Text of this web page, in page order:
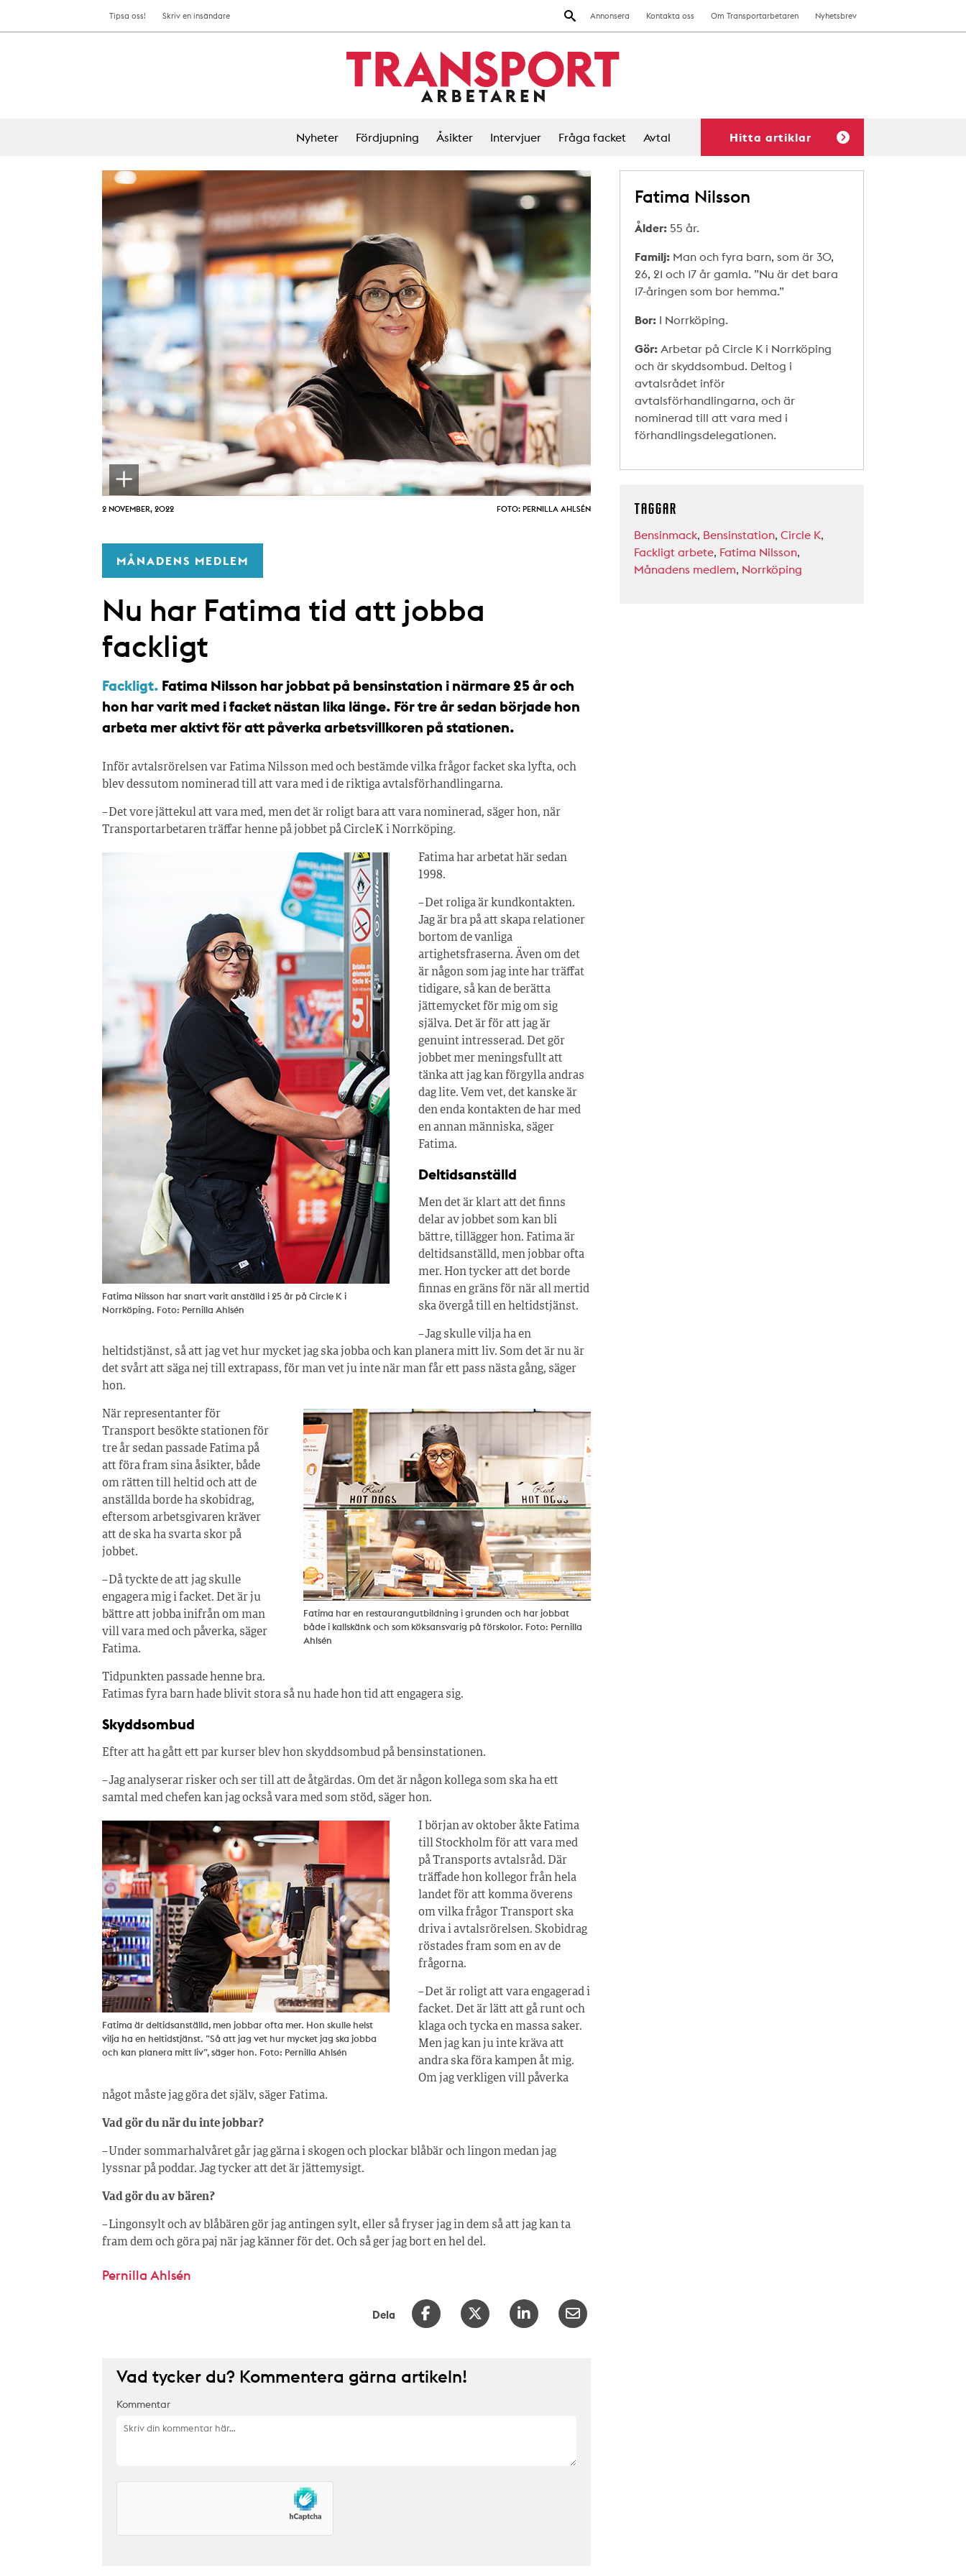
Annonsera Kontakta oss Om Transportarbetaren Nyhetsbrev
Tipsa oss! Skriv en insändare
Nyheter Fördjupning Åsikter Intervjuer Fråga facket Avtal Hitta artiklar
2 NOVEMBER, 2022 FOTO: PERNILLA AHLSÉN
MÅNADENS MEDLEM
Nu har Fatima tid att jobba
fackligt
Fackligt. Fatima Nilsson har jobbat på bensinstation i närmare 25 år och
hon har varit med i facket nästan lika länge. För tre år sedan började hon
arbeta mer aktivt för att påverka arbetsvillkoren på stationen.
Inför avtalsrörelsen var Fatima Nilsson med och bestämde vilka frågor facket ska lyfta, och
blev dessutom nominerad till att vara med i de riktiga avtalsförhandlingarna.
– Det vore jättekul att vara med, men det är roligt bara att vara nominerad, säger hon, när
Transportarbetaren träffar henne på jobbet på Circle K i Norrköping.
Fatima Nilsson har snart varit anställd i 25 år på Circle K i
Norrköping. Foto: Pernilla Ahlsén
Fatima har arbetat här sedan
1998.
– Det roliga är kundkontakten.
Jag är bra på att skapa relationer
bortom de vanliga
artighetsfraserna. Även om det
är någon som jag inte har träffat
tidigare, så kan de berätta
jättemycket för mig om sig
själva. Det är för att jag är
genuint intresserad. Det gör
jobbet mer meningsfullt att
tänka att jag kan förgylla andras
dag lite. Vem vet, det kanske är
den enda kontakten de har med
en annan människa, säger
Fatima.
Deltidsanställd
Men det är klart att det finns
delar av jobbet som kan bli
bättre, tillägger hon. Fatima är
deltidsanställd, men jobbar ofta
mer. Hon tycker att det borde
finnas en gräns för när all mertid
ska övergå till en heltidstjänst.
– Jag skulle vilja ha en
heltidstjänst, så att jag vet hur mycket jag ska jobba och kan planera mitt liv. Som det är nu är
det svårt att säga nej till extrapass, för man vet ju inte när man får ett pass nästa gång, säger
hon.
Fatima har en restaurangutbildning i grunden och har jobbat
både i kallskänk och som köksansvarig på förskolor. Foto: Pernilla
Ahlsén
När representanter för
Transport besökte stationen för
tre år sedan passade Fatima på
att föra fram sina åsikter, både
om rätten till heltid och att de
anställda borde ha skobidrag,
eftersom arbetsgivaren kräver
att de ska ha svarta skor på
jobbet.
– Då tyckte de att jag skulle
engagera mig i facket. Det är ju
bättre att jobba inifrån om man
vill vara med och påverka, säger
Fatima.
Tidpunkten passade henne bra.
Fatimas fyra barn hade blivit stora så nu hade hon tid att engagera sig.
Skyddsombud
Efter att ha gått ett par kurser blev hon skyddsombud på bensinstationen.
– Jag analyserar risker och ser till att de åtgärdas. Om det är någon kollega som ska ha ett
samtal med chefen kan jag också vara med som stöd, säger hon.
Fatima är deltidsanställd, men jobbar ofta mer. Hon skulle helst
vilja ha en heltidstjänst. ”Så att jag vet hur mycket jag ska jobba
och kan planera mitt liv”, säger hon. Foto: Pernilla Ahlsén
I början av oktober åkte Fatima
till Stockholm för att vara med
på Transports avtalsråd. Där
träffade hon kollegor från hela
landet för att komma överens
om vilka frågor Transport ska
driva i avtalsrörelsen. Skobidrag
röstades fram som en av de
frågorna.
– Det är roligt att vara engagerad i
facket. Det är lätt att gå runt och
klaga och tycka en massa saker.
Men jag kan ju inte kräva att
andra ska föra kampen åt mig.
Om jag verkligen vill påverka
något måste jag göra det själv, säger Fatima.
Vad gör du när du inte jobbar?
– Under sommarhalvåret går jag gärna i skogen och plockar blåbär och lingon medan jag
lyssnar på poddar. Jag tycker att det är jättemysigt.
Vad gör du av bären?
– Lingonsylt och av blåbären gör jag antingen sylt, eller så fryser jag in dem så att jag kan ta
fram dem och göra paj när jag känner för det. Och så ger jag bort en hel del.
Pernilla Ahlsén
Dela
Vad tycker du? Kommentera gärna artikeln!
Kommentar
Fatima Nilsson
Ålder:55 år.
Familj:Man och fyra barn, som är 30,
26, 21 och 17 år gamla. ”Nu är det bara
17-åringen som bor hemma.”
Bor:I Norrköping.
Gör:Arbetar på Circle K i Norrköping
och är skyddsombud. Deltog i
avtalsrådet inför
avtalsförhandlingarna, och är
nominerad till att vara med i
förhandlingsdelegationen.
TAGGAR
Bensinmack, Bensinstation, Circle K,
Fackligt arbete, Fatima Nilsson,
Månadens medlem, Norrköping